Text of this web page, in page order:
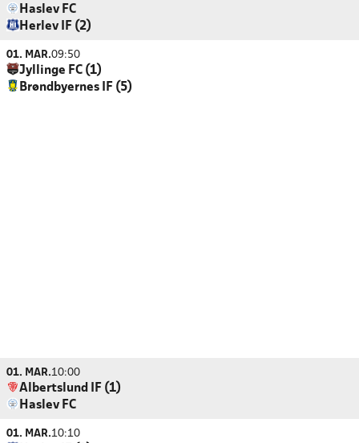
Haslev FC
Herlev IF (2)
01. MAR.09:50
Jyllinge FC (1)
Brøndbyernes IF (5)
01. MAR.10:00
Albertslund IF (1)
Haslev FC
01. MAR.10:10